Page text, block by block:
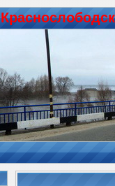
Красноcлободск